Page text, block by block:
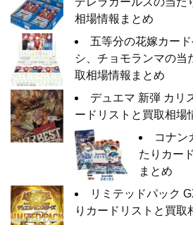
相場情報まとめ
五等分の花嫁カー
シ、チョモランマの当
取相場情報まとめ
デュエマ 新弾 カリ
ードリストと買取相場
コナン
たりカー
まとめ
リミテッドパック
りカードリストと買取